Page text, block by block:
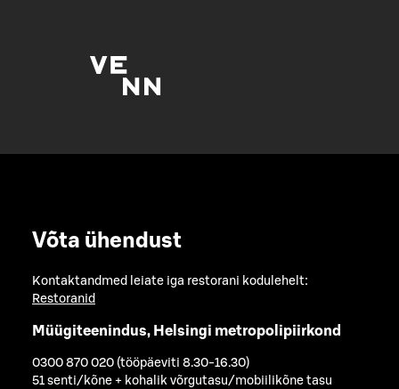
Võta ühendust
Kontaktandmed leiate iga restorani kodulehelt:
Restoranid
Müügiteenindus, Helsingi metropolipiirkond
0300 870 020 (tööpäeviti 8.30-16.30)
51 senti/kõne + kohalik võrgutasu/mobiilikõne tasu